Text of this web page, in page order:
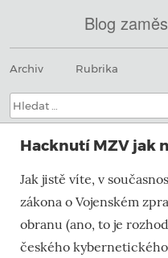
Blog
@
IN
SOA
nic.cz.
Menu
na
Archiv Rubrika
Hledat:
Hacknutí MZV jak
Jak jistě víte, v
zákona o Vojenském
obranu (ano, to je
českého